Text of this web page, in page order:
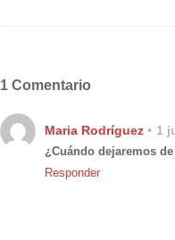
1 Comentario
Maria Rodríguez 1
¿Cuándo dejaremos
Responder